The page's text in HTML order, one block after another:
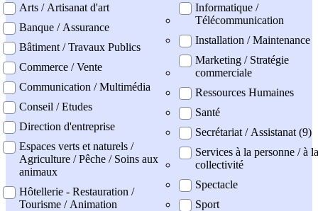
Arts / Artisanat d'art
Banque / Assurance
Bâtiment / Travaux Publics
Commerce / Vente
Communication / Multimédia
Conseil / Etudes
Direction d'entreprise
Espaces verts et naturels /
Agriculture / Pêche / Soins aux
animaux
Hôtellerie - Restauration /
Tourisme / Animation
Informatique /
Télécommunication
Installation / Maintenance
Marketing / Stratégie
commerciale
Ressources Humaines
Santé
Secrétariat / Assistanat (9)
Services à la personne / à la
collectivité
Spectacle
Sport